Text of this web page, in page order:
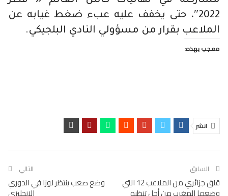
2022″، حتى يخفف عليه عبء ضغط غيابه عن
الملاعب بقرار من مسؤولي النادي البلجيكي.
معجب بهذه:
انشر
السابق
قلق جزائري من الملاعب 12 التي
التالي
وضع صعب ينتظر لوزا في الدوري